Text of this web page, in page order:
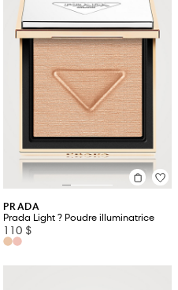
PRADA
Prada Light ? Poudre illuminatrice
110 $